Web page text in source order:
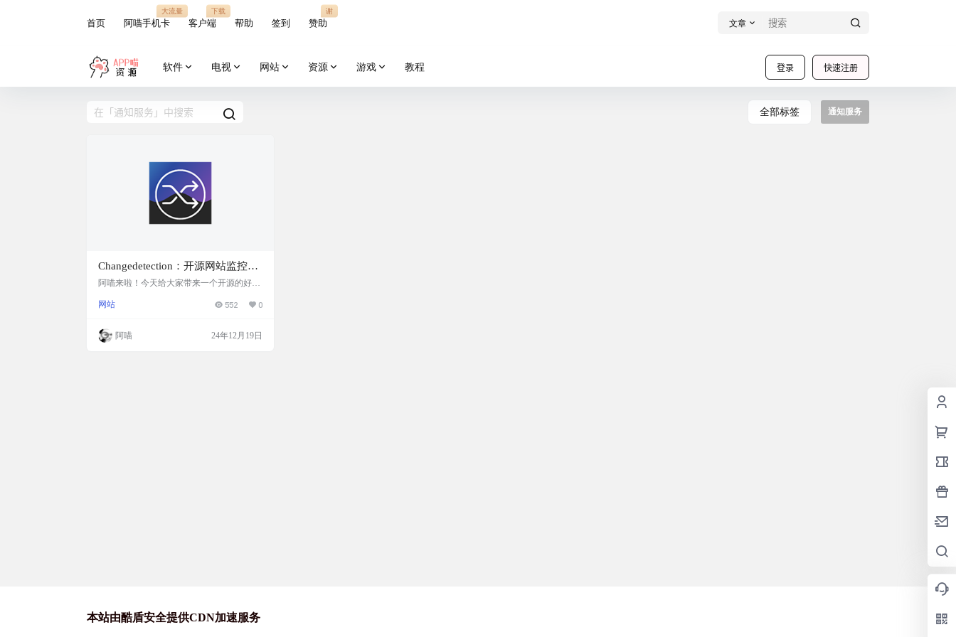
首页 阿喵手机卡
大流量
客户端
下载
帮助 签到 赞助
谢
文章
登录 快速注册
软件 电视 网站 资源 游戏 教程
全部标签 通知服务
Changedetection：开源网站监控工
具，自部署并监控网站变化，支持
阿喵来啦！今天给大家带来一个开源的好工
网站变化的工具，完全免费，而且你可以自
更新了内容，这个工具就能派上用场了。它
支持通过Discord、邮件、Slack、Telegram甚
网站 552 0
阿喵 24年12月19日
本站由酷盾安全提供CDN加速服务